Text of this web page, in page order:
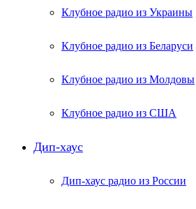
Клубное радио из Украины
Клубное радио из Беларуси
Клубное радио из Молдовы
Клубное радио из США
Дип-хаус
Дип-хаус радио из России